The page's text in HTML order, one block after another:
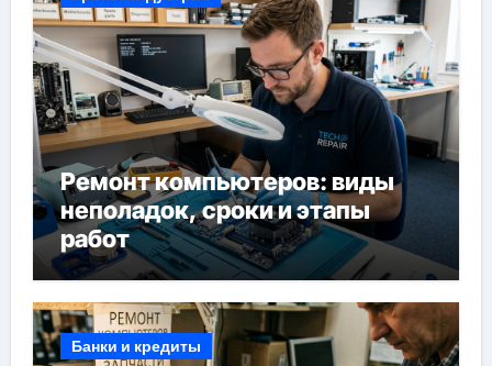
Ремонт компьютеров: виды
неполадок, сроки и этапы
работ
Банки и кредиты